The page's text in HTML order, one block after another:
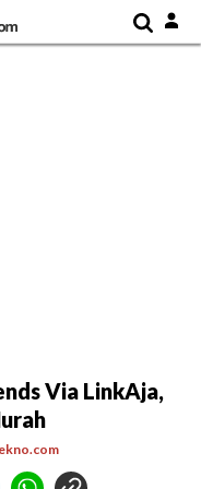
Via LinkAja,